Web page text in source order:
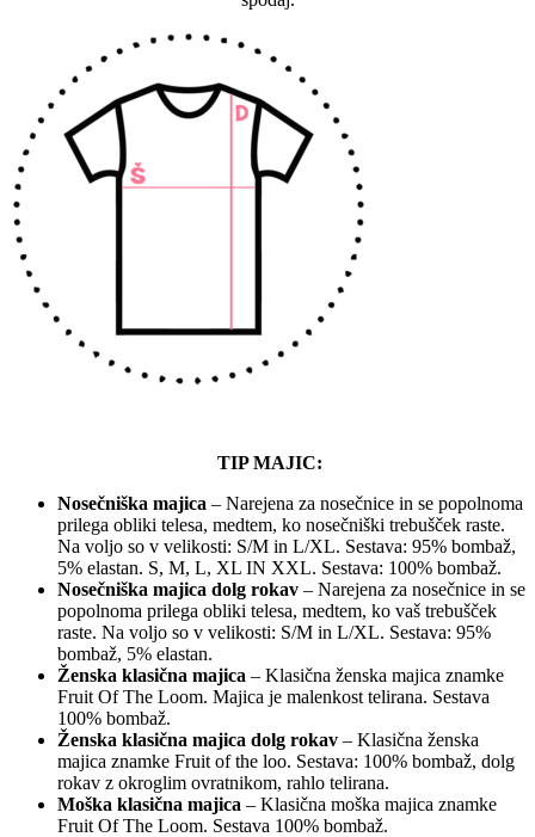
TIP MAJIC:
Nosečniška majica – Narejena za nosečnice in se popolnoma
prilega obliki telesa, medtem, ko nosečniški trebušček raste.
Na voljo so v velikosti: S/M in L/XL. Sestava: 95% bombaž,
5% elastan. S, M, L, XL IN XXL. Sestava: 100% bombaž.
Nosečniška majica dolg rokav – Narejena za nosečnice in se
popolnoma prilega obliki telesa, medtem, ko vaš trebušček
raste. Na voljo so v velikosti: S/M in L/XL. Sestava: 95%
bombaž, 5% elastan.
Ženska klasična majica – Klasična ženska majica znamke
Fruit Of The Loom. Majica je malenkost telirana. Sestava
100% bombaž.
Ženska klasična majica dolg rokav – Klasična ženska
majica znamke Fruit of the loo. Sestava: 100% bombaž, dolg
rokav z okroglim ovratnikom, rahlo telirana.
Moška klasična majica – Klasična moška majica znamke
Fruit Of The Loom. Sestava 100% bombaž.